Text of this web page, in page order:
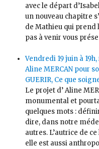
avec le départ
un nouveau chapitre
de Mathieu qui prend
pas à venir vous
Vendredi 19 juin à
Aline MERCAN pour
GUERIR, Ce que
Le projet d’ Aline
monumental et
quelques mots :
dire, dans notre
autres. L’autrice de
elle est aussi